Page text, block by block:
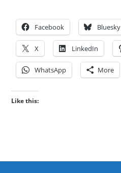
Facebook Bluesky
X LinkedIn
WhatsApp More
Like this: